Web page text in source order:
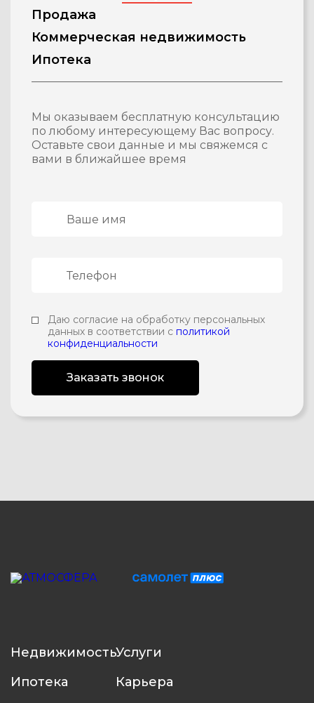
Продажа
Коммерческая недвижимость
Ипотека
Мы оказываем бесплатную консультацию
по любому интересующему Вас вопросу.
Оставьте свои данные и мы свяжемся с
вами в ближайшее время
Даю согласие на обработку персональных
данных в соответствии с политикой
конфиденциальности
НедвижимостьУслуги
Ипотека
Карьера